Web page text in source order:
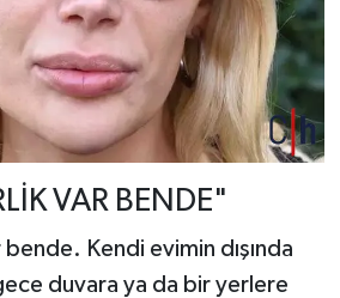
VAR BENDE"
Kendi evimin dışında
duvara ya da bir yerlere